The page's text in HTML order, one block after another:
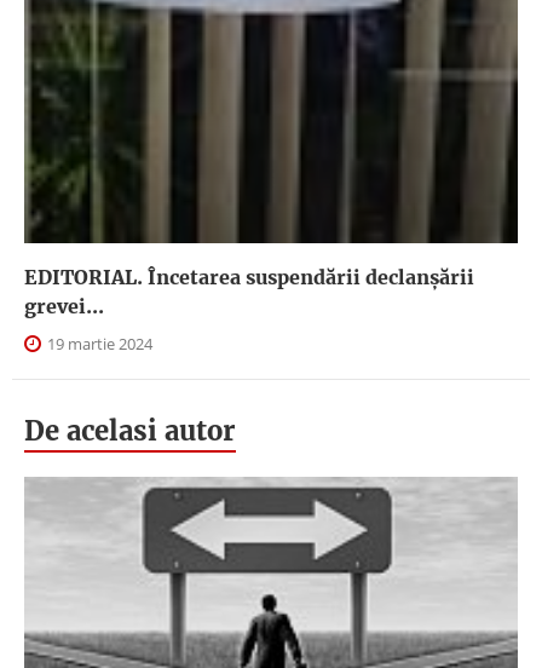
EDITORIAL. Încetarea suspendării declanşării
grevei...
19 martie 2024
De acelasi autor